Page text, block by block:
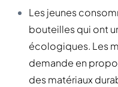
Les jeunes
bouteilles qui ont
écologiques. Les
demande en
des matériaux